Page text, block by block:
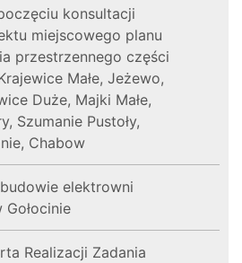
konsultacji
miejscowego planu
przestrzennego części
Małe, Jeżewo,
Duże, Majki Małe,
Szumanie Pustoły,
Chabow
elektrowni
Realizacji Zadania